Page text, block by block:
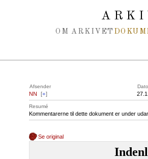
OM ARKIVET
Afsender Dato
NN [+]
Resumé
Kommentarerne til dette dokument er under
Se original